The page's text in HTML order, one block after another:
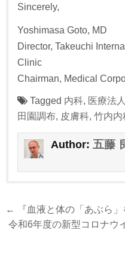
Sincerely,
Yoshimasa Goto, MD
Director, Takeuchi
Clinic
Chairman, Medical
Tagged 内科, 医療法
田園調布, 皮膚科,竹内内
Author: 五藤
投
稿
← 『血液と体の「あぶら」
令和6年度の新型コロナウ